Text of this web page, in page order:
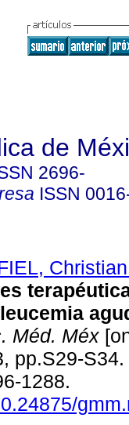
de
2696-
ISSN
Méd. Méx
pp.S29-
1288.